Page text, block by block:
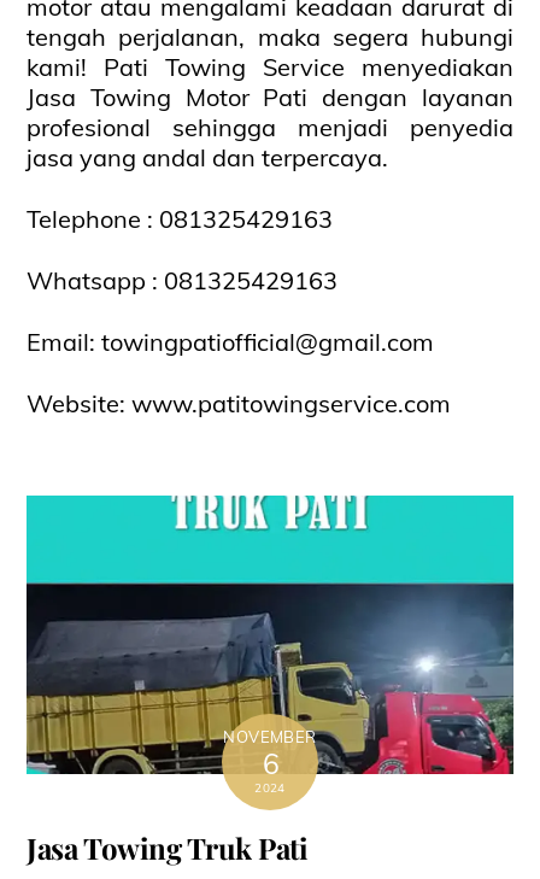
motor atau mengalami keadaan darurat di
tengah perjalanan, maka segera hubungi
kami! Pati Towing Service menyediakan
Jasa Towing Motor Pati dengan layanan
profesional sehingga menjadi penyedia
jasa yang andal dan terpercaya.
Telephone : 081325429163
Whatsapp : 081325429163
Email:towingpatiofficial@gmail.com
Website:www.patitowingservice.com
NOVEMBER
6
2024
Jasa Towing Truk Pati